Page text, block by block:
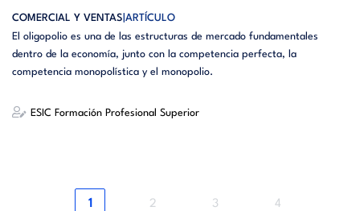
COMERCIAL Y VENTAS ARTÍCULO
El oligopolio es una de las estructuras de mercado fundamentales
dentro de la economía, junto con la competencia perfecta, la
competencia monopolística y el monopolio.
ESIC Formación Profesional Superior
Página
1
Página
2
Página
3
Página
4